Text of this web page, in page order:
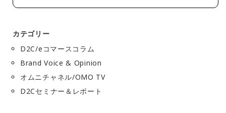
カテゴリー
D2C/eコマースコラム
Brand Voice & Opinion
オムニチャネル/OMO TV
D2Cセミナー＆レポート